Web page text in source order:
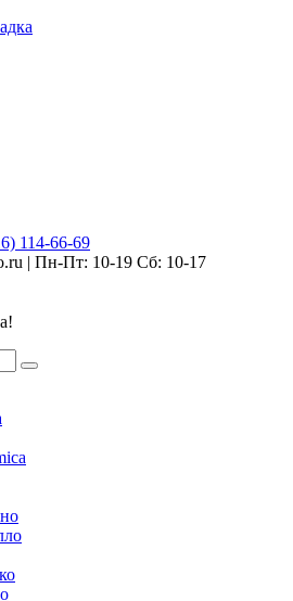
114-66-69
| Пн-Пт: 10-19 Сб: 10-17